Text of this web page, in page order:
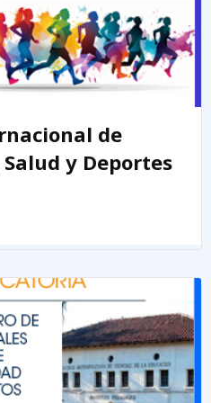
de
y Deportes